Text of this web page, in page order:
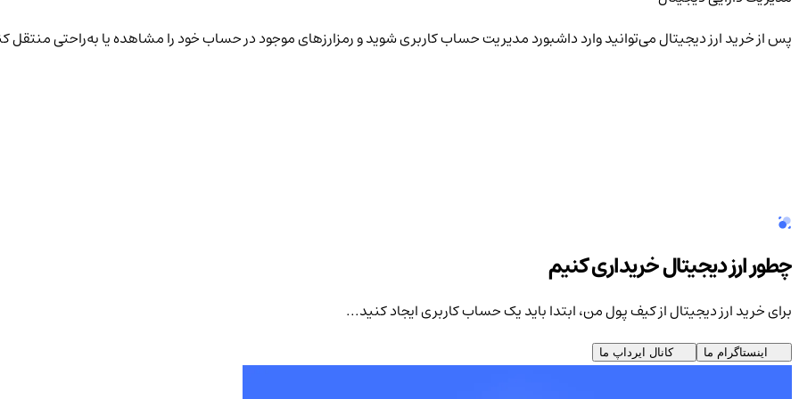
پس از خرید ارز دیجیتال می‌توانید وارد داشبورد مدیریت حساب کاربری شوید و رمزارزهای موجود در حساب خود را مشاهده یا به‌راحتی منتقل
چطور ارز دیجیتال خریداری کنیم
برای خرید ارز دیجیتال از کیف پول من، ابتدا باید یک حساب کاربری ایجاد کنید...
اینستاگرام ما کانال ایرداپ ما